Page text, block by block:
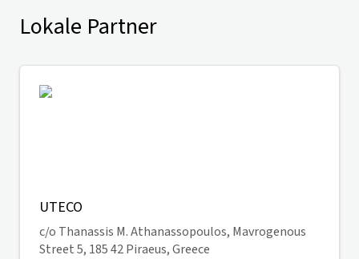
Lokale Partner
UTECO
c/o Thanassis M. Athanassopoulos, Mavrogenous
Street 5, 185 42 Piraeus, Greece